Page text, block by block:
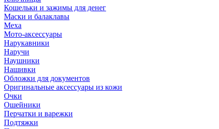
Кошельки и зажимы для денег
Маски и балаклавы
Меха
Мото-аксессуары
Нарукавники
Наручи
Наушники
Нашивки
Обложки для документов
Оригинальные аксессуары из кожи
Очки
Ошейники
Перчатки и варежки
Подтяжки